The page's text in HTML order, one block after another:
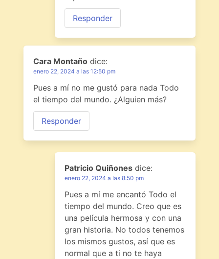
Responder
Cara Montaño dice:
enero 22, 2024 a las 12:50 pm
Pues a mí no me gustó para nada Todo
el tiempo del mundo. ¿Alguien más?
Responder
Patricio Quiñones dice:
enero 22, 2024 a las 8:50 pm
Pues a mí me encantó Todo el
tiempo del mundo. Creo que es
una película hermosa y con una
gran historia. No todos tenemos
los mismos gustos, así que es
normal que a ti no te haya